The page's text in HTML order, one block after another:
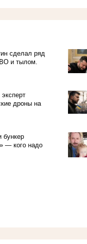
сделал ряд
и тылом.
дроны на
бункер
— кого надо